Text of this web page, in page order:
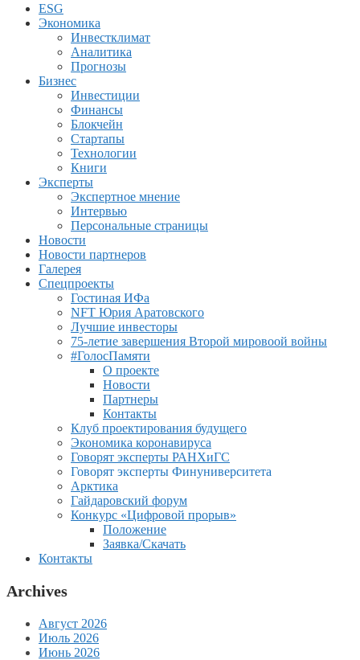
ESG
Экономика
Инвестклимат
Аналитика
Прогнозы
Бизнес
Инвестиции
Финансы
Блокчейн
Стартапы
Технологии
Книги
Эксперты
Экспертное мнение
Интервью
Персональные страницы
Новости
Новости партнеров
Галерея
Спецпроекты
Гостиная ИФа
NFT Юрия Аратовского
Лучшие инвесторы
75-летие завершения Второй мировоой войны
#ГолосПамяти
О проекте
Новости
Партнеры
Контакты
Клуб проектирования будущего
Экономика коронавируса
Говорят эксперты РАНХиГС
Говорят эксперты Финуниверситета
Арктика
Гайдаровский форум
Конкурс «Цифровой прорыв»
Положение
Заявка/Скачать
Контакты
Archives
Август 2026
Июль 2026
Июнь 2026